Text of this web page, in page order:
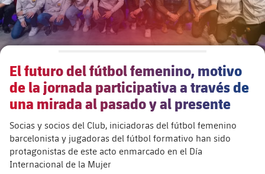
Resultados
Clasificaciones
Jugadoras
Palmarés
Fotos
Jugadoras históricas
Entradas
Resultados
Clasificaciones
Jugadores
Fotos
Historia
Jugadores
Partidos
Noticias
Sobre Nosotros
Actualidad
Fotos
Juvenil A
Juvenil B
SUB16
SUB15
Formativo femenino
plusicon
más
Fotos
Femenino B
Femenino C
Juvenil
Campus Verano
PLUSICON
MÁS
Primer Equipo
plusicon
más
El futuro del fútbol femenino, motivo
de la jornada participativa a través de
una mirada al pasado y al presente
Socias y socios del Club, iniciadoras del fútbol femenino
barcelonista y jugadoras del fútbol formativo han sido
protagonistas de este acto enmarcado en el Día
Internacional de la Mujer